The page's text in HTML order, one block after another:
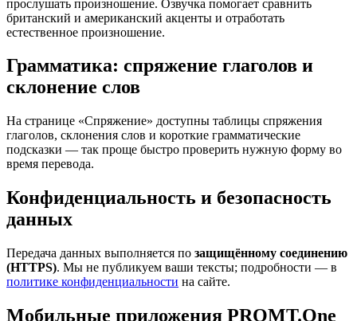
прослушать произношение. Озвучка помогает сравнить
британский и американский акценты и отработать
естественное произношение.
Грамматика: спряжение глаголов и
склонение слов
На странице «Спряжение» доступны таблицы спряжения
глаголов, склонения слов и короткие грамматические
подсказки — так проще быстро проверить нужную форму во
время перевода.
Конфиденциальность и безопасность
данных
Передача данных выполняется по защищённому соединению
(HTTPS). Мы не публикуем ваши тексты; подробности — в
политике конфиденциальности на сайте.
Мобильные приложения PROMT.One